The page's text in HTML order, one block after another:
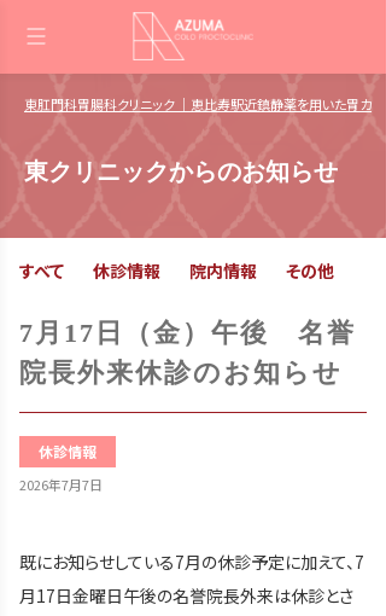
東肛門科胃腸科クリニック ｜恵比寿駅近鎮静薬を用いた胃
東クリニックからのお知らせ
すべて 休診情報 院内情報 その他
7月17日（金）午後 名誉
院長外来休診のお知らせ
休診情報
2026年7月7日
既にお知らせしている7月の休診予定に加えて、7
月17日金曜日午後の名誉院長外来は休診とさ